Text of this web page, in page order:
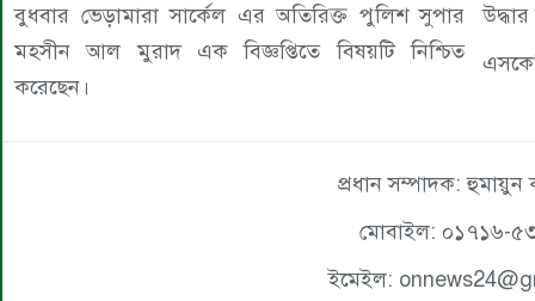
বুধবার ভেড়ামারা সার্কেল এর অতিরিক্ত পুলিশ সুপার
মহসীন আল মুরাদ এক বিজ্ঞপ্তিতে বিষয়টি নিশ্চিত
করেছেন।
প্রধান সম্পাদক: হুমায়ুন
মোবাইল: ০১৭১৬-
ইমেইল: